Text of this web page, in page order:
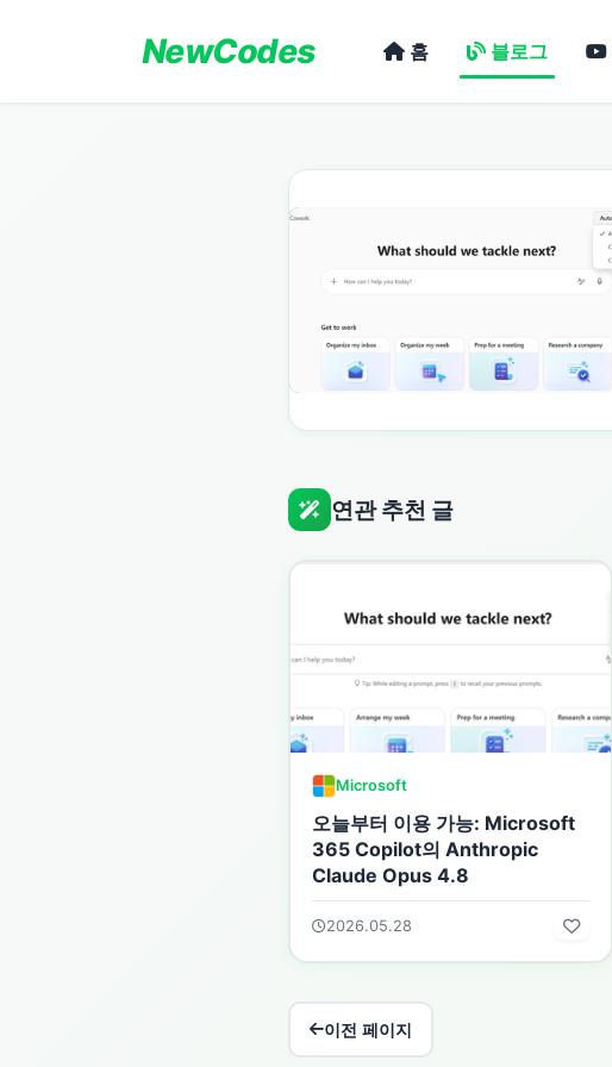
NewCodes 홈 블로그
연관 추천 글
Microsoft
오늘부터 이용 가능: Microsoft
365 Copilot의 Anthropic
Claude Opus 4.8
2026.05.28
이전 페이지